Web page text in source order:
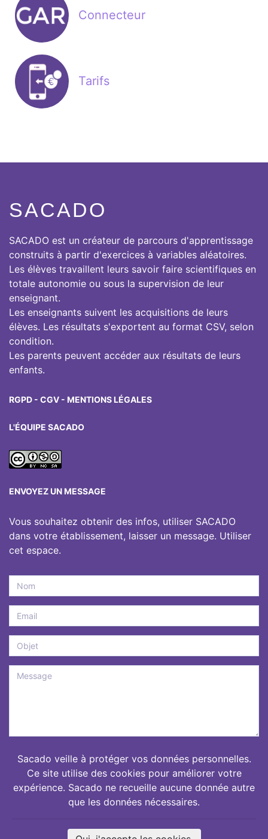
Sacado veille à protéger vos données personnelles.
Ce site utilise des cookies pour améliorer votre
expérience. Sacado ne recueille aucune donnée autre
que les données nécessaires.
Connecteur
Tarifs
SACADO
SACADO est un créateur de parcours d'apprentissage
construits à partir d'exercices à variables aléatoires.
Les élèves travaillent leurs savoir faire scientifiques en
totale autonomie ou sous la supervision de leur
enseignant.
Les enseignants suivent les acquisitions de leurs
élèves. Les résultats s'exportent au format CSV, selon
condition.
Les parents peuvent accéder aux résultats de leurs
enfants.
RGPD - CGV - MENTIONS LÉGALES
L'ÉQUIPE SACADO
ENVOYEZ UN MESSAGE
Vous souhaitez obtenir des infos, utiliser SACADO
dans votre établissement, laisser un message. Utiliser
cet espace.
Envoyer
GEOGEBRA